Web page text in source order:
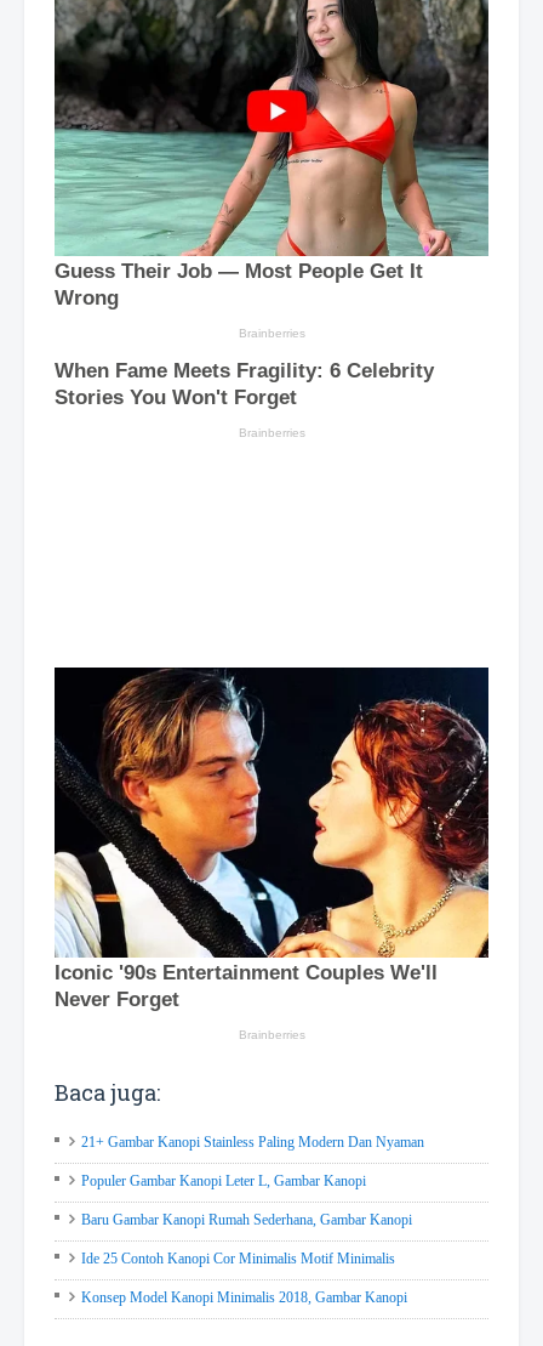
Baca juga:
21+ Gambar Kanopi Stainless Paling Modern Dan Nyaman
Populer Gambar Kanopi Leter L, Gambar Kanopi
Baru Gambar Kanopi Rumah Sederhana, Gambar Kanopi
Ide 25 Contoh Kanopi Cor Minimalis Motif Minimalis
Konsep Model Kanopi Minimalis 2018, Gambar Kanopi